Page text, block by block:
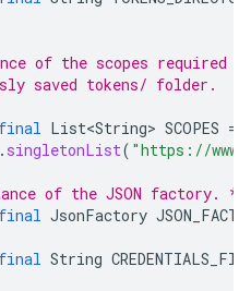
of the scopes required
saved tokens/ folder.
final List<String> SCOPES =
. singletonList( "https://
of the JSON factory. */
final JsonFactory
final String